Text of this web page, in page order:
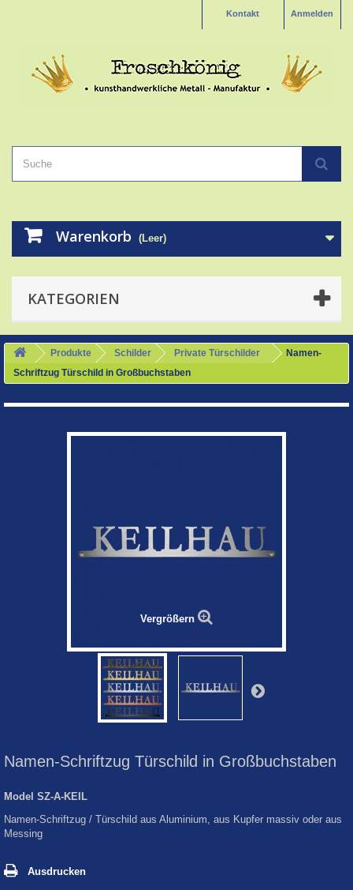
Anmelden
Kontakt
Warenkorb (Leer)
KATEGORIEN
Produkte Schilder Private Türschilder
Namen-
Schriftzug Türschild in Großbuchstaben
Vergrößern
Namen-Schriftzug Türschild in Großbuchstaben
Model SZ-A-KEIL
Namen-Schriftzug / Türschild aus Aluminium, aus Kupfer massiv oder aus
Messing
Ausdrucken